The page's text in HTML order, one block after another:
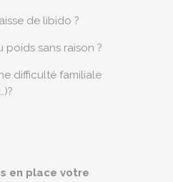
de libido ?
poids sans raison ?
difficulté familiale
en place votre